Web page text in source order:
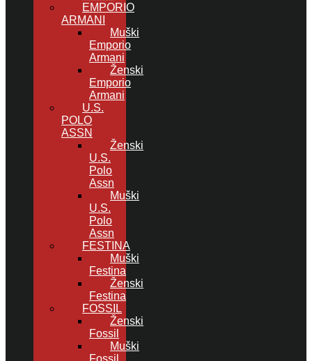
EMPORIO
ARMANI
Muški
Emporio
Armani
Ženski
Emporio
Armani
U.S.
POLO
ASSN
Ženski
U.S.
Polo
Assn
Muški
U.S.
Polo
Assn
FESTINA
Muški
Festina
Ženski
Festina
FOSSIL
Ženski
Fossil
Muški
Fossil